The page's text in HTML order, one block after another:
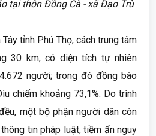
tại thôn Đồng Cà - xã Đạo Trù
tỉnh Phú Thọ, cách trung tâm
30 km, có diện tích tự nhiên
người; trong đó đồng bào
chiếm khoảng 73,1%. Do trình
một bộ phận người dân còn
tin pháp luật, tiềm ẩn nguy